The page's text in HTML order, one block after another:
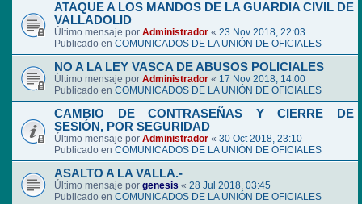
ATAQUE A LOS MANDOS DE LA GUARDIA CIVIL DE
VALLADOLID
Último mensaje por Administrador « 23 Nov 2018, 22:03
Publicado en COMUNICADOS DE LA UNIÓN DE OFICIALES
NO A LA LEY VASCA DE ABUSOS POLICIALES
Último mensaje por Administrador « 17 Nov 2018, 14:00
Publicado en COMUNICADOS DE LA UNIÓN DE OFICIALES
CAMBIO DE CONTRASEÑAS Y CIERRE DE
SESIÓN, POR SEGURIDAD
Último mensaje por Administrador « 30 Oct 2018, 23:10
Publicado en COMUNICADOS DE LA UNIÓN DE OFICIALES
ASALTO A LA VALLA.-
Último mensaje por genesis « 28 Jul 2018, 03:45
Publicado en COMUNICADOS DE LA UNIÓN DE OFICIALES